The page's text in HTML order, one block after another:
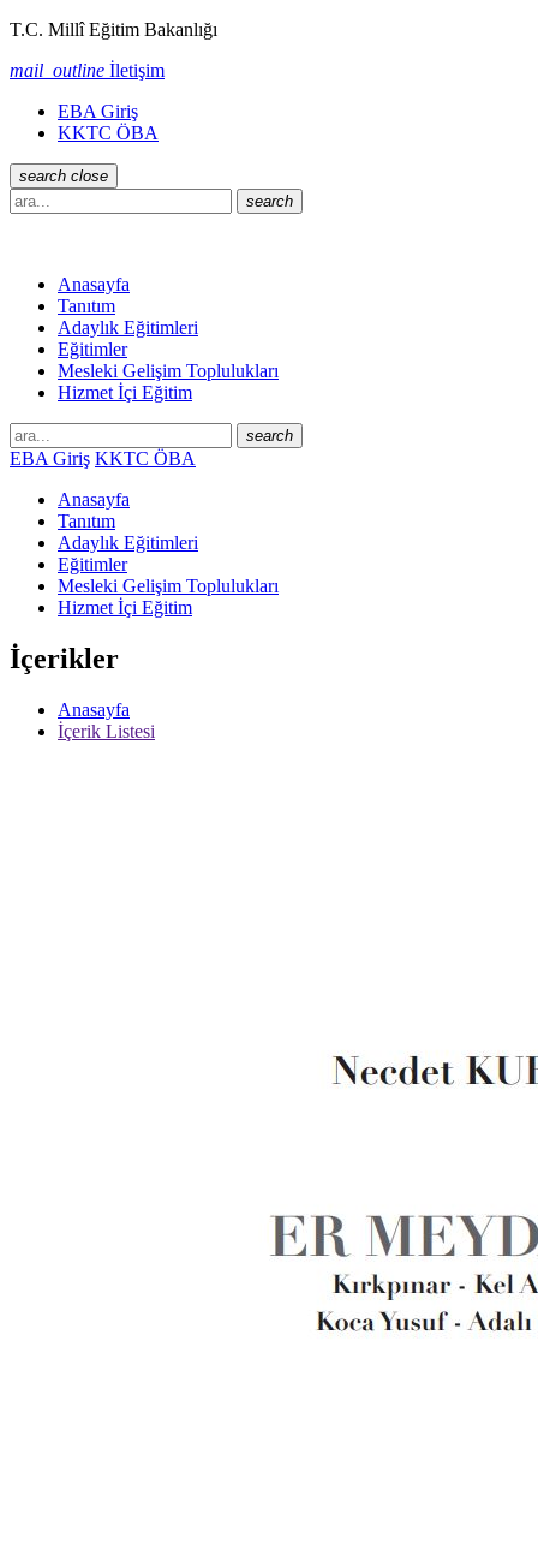
T.C. Millî Eğitim Bakanlığı
mail_outline İletişim
EBA Giriş
KKTC ÖBA
search close
search
Anasayfa
Tanıtım
Adaylık Eğitimleri
Eğitimler
Mesleki Gelişim Toplulukları
Hizmet İçi Eğitim
search
EBA Giriş KKTC ÖBA
Anasayfa
Tanıtım
Adaylık Eğitimleri
Eğitimler
Mesleki Gelişim Toplulukları
Hizmet İçi Eğitim
İçerikler
Anasayfa
İçerik Listesi